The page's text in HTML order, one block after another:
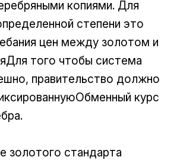
копиями. Для
степени это
цен между золотом и
того чтобы система
правительство должно
курс
золотого стандарта